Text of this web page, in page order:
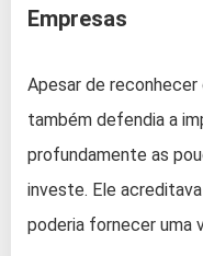
Empresas
Apesar de
também defendia a
profundamente as
investe. Ele
poderia fornecer uma